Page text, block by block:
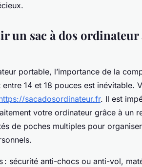
un sac à dos ordinateur
portable, l’importance de la
14 et 18 pouces est inévitable.
sacadosordinateur.fr. Il est
votre ordinateur grâce à un
de poches multiples pour
: sécurité anti-chocs ou anti-vol,